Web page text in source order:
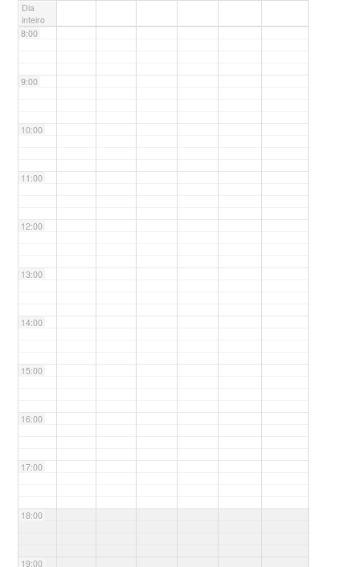
Dia
inteiro
8:00
9:00
10:00
11:00
12:00
13:00
14:00
15:00
16:00
17:00
18:00
19:00